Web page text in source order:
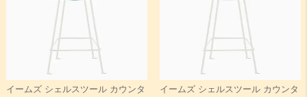
イームズ シェルスツール カウンタ
イームズ シェルスツール カウンタ